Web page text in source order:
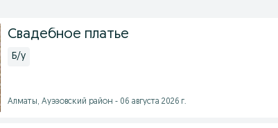
Свадебное платье
Б/у
Алматы, Ауэзовский район - 06 августа 2026 г.